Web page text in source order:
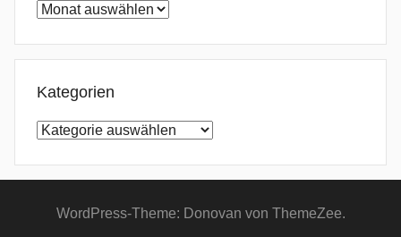
Archiv
Kategorien
Kategorien
WordPress-Theme: Donovan von ThemeZee.